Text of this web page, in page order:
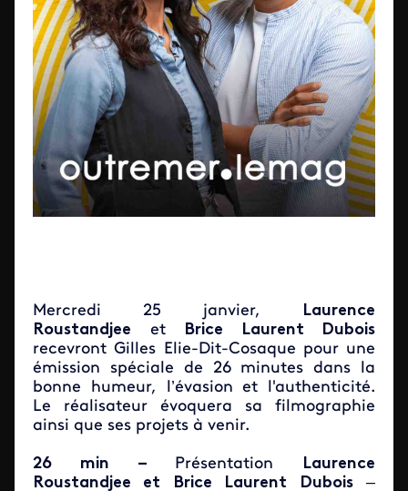
Mercredi 25 janvier,
Laurence
Roustandjee et
Brice Laurent Dubois
recevront Gilles Elie-Dit-Cosaque pour une
émission spéciale de 26 minutes dans la
bonne humeur, l’évasion et l'authenticité.
Le réalisateur évoquera sa filmographie
ainsi que ses projets à venir.
26 min – Présentation
Laurence
Roustandjee et Brice Laurent Dubois–